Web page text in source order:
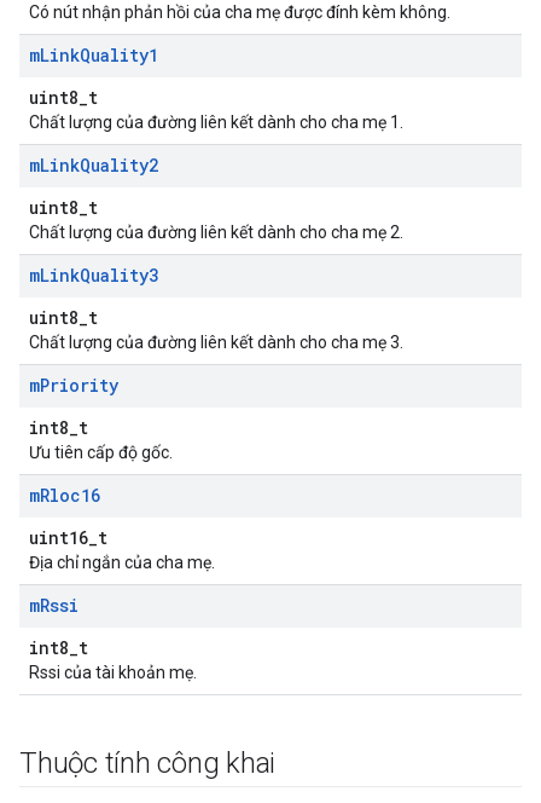
Có nút nhận phản hồi của cha mẹ được đính kèm không.
mLinkQuality1
uint8_t
Chất lượng của đường liên kết dành cho cha mẹ 1.
mLinkQuality2
uint8_t
Chất lượng của đường liên kết dành cho cha mẹ 2.
mLinkQuality3
uint8_t
Chất lượng của đường liên kết dành cho cha mẹ 3.
mPriority
int8_t
Ưu tiên cấp độ gốc.
mRloc16
uint16_t
Địa chỉ ngắn của cha mẹ.
mRssi
int8_t
Rssi của tài khoản mẹ.
Thuộc tính công khai